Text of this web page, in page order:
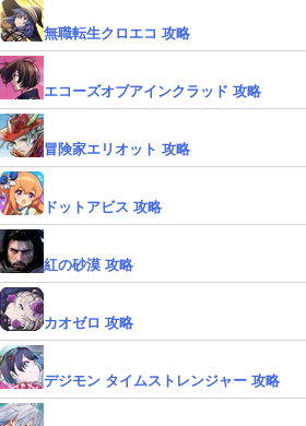
無職転生クロエコ 攻略
エコーズオブアインクラッド 攻略
冒険家エリオット 攻略
ドットアビス 攻略
紅の砂漠 攻略
カオゼロ 攻略
デジモン タイムストレンジャー 攻略